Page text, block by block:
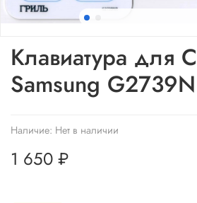
Наличие: Нет в наличии
Клавиатура для
Samsung
1 650 ₽